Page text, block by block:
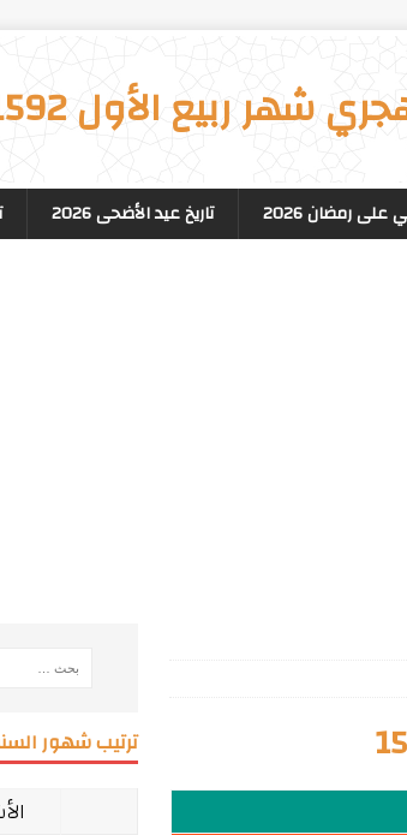
شهر ربيع الأول 1592
رمضان 2026 تاريخ عيد الأضحى 2026
ترتيب شهور